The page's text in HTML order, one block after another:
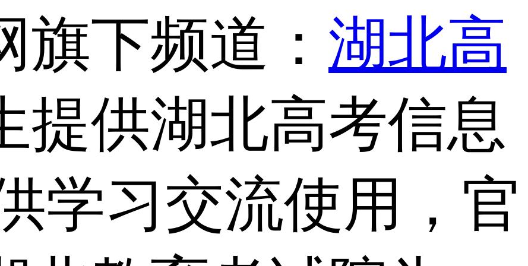
下频道： 湖北高
提供湖北高考信息
学习交流使用，官